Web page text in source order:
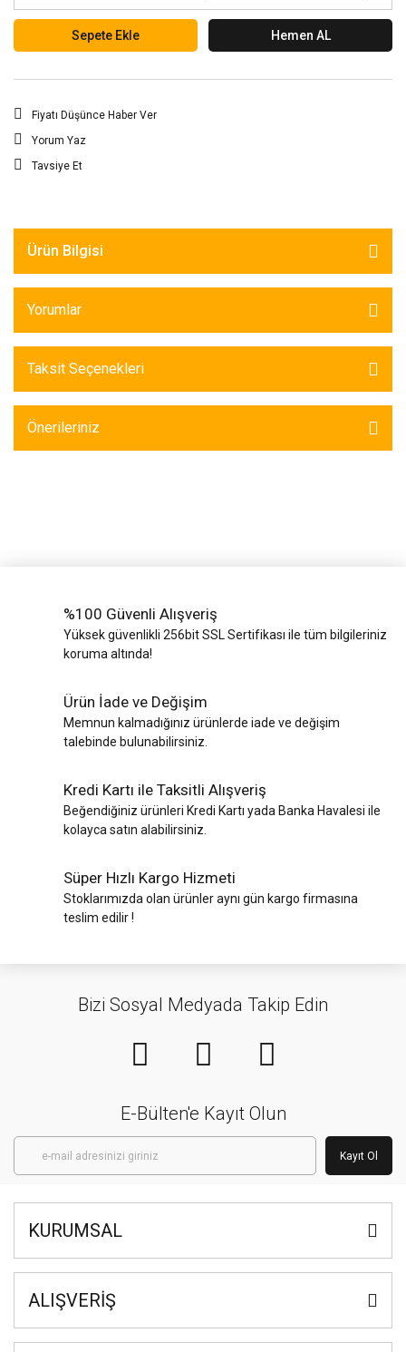
Sepete Ekle Hemen AL
Fiyatı Düşünce Haber Ver
Yorum Yaz
Tavsiye Et
Ürün Bilgisi
Yorumlar
Taksit Seçenekleri
Önerileriniz
%100 Güvenli Alışveriş
Yüksek güvenlikli 256bit SSL Sertifikası ile tüm bilgileriniz
koruma altında!
Ürün İade ve Değişim
Memnun kalmadığınız ürünlerde iade ve değişim
talebinde bulunabilirsiniz.
Kredi Kartı ile Taksitli Alışveriş
Beğendiğiniz ürünleri Kredi Kartı yada Banka Havalesi ile
kolayca satın alabilirsiniz.
Süper Hızlı Kargo Hizmeti
Stoklarımızda olan ürünler aynı gün kargo firmasına
teslim edilir !
Bizi Sosyal Medyada Takip Edin
E-Bülten'e Kayıt Olun
Kayıt Ol
KURUMSAL
ALIŞVERİŞ